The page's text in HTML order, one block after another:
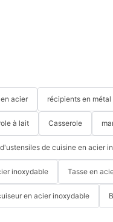
acier récipients en
à lait Casserole
de cuisine en acier
inoxydable Tasse en
en acier inoxydable